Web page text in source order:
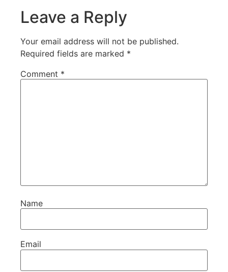
Leave a Reply
Your email address will not be published.
Required fields are marked *
Comment *
Name
Email